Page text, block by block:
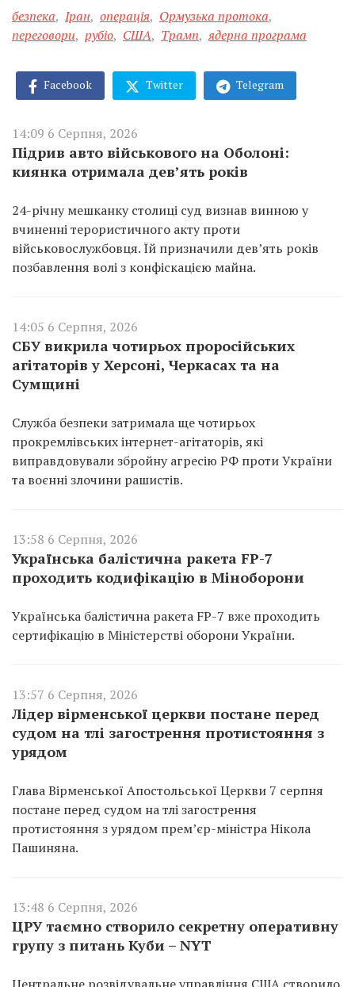
безпека, Іран, операція, Ормузька протока,
переговори, рубіо, США, Трамп, ядерна програма
Facebook Twitter Telegram
14:09 6 Серпня, 2026
Підрив авто військового на Оболоні:
киянка отримала дев’ять років
24-річну мешканку столиці суд визнав винною у
вчиненні терористичного акту проти
військовослужбовця. Їй призначили дев’ять років
позбавлення волі з конфіскацією майна.
14:05 6 Серпня, 2026
СБУ викрила чотирьох проросійських
агітаторів у Херсоні, Черкасах та на
Сумщині
Служба безпеки затримала ще чотирьох
прокремлівських інтернет-агітаторів, які
виправдовували збройну агресію РФ проти України
та воєнні злочини рашистів.
13:58 6 Серпня, 2026
Українська балістична ракета FP-7
проходить кодифікацію в Міноборони
Українська балістична ракета FP-7 вже проходить
сертифікацію в Міністерстві оборони України.
13:57 6 Серпня, 2026
Лідер вірменської церкви постане перед
судом на тлі загострення протистояння з
урядом
Глава Вірменської Апостольської Церкви 7 серпня
постане перед судом на тлі загострення
протистояння з урядом прем’єр-міністра Нікола
Пашиняна.
13:48 6 Серпня, 2026
ЦРУ таємно створило секретну оперативну
групу з питань Куби – NYT